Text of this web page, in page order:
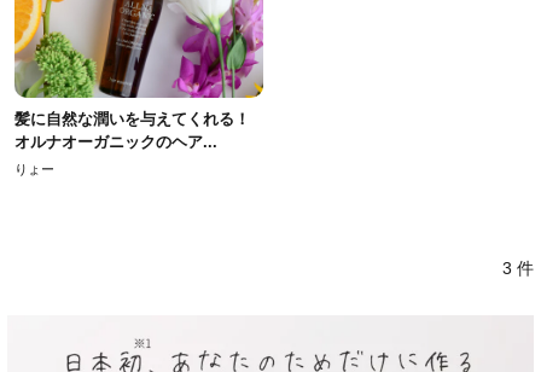
髪に自然な潤いを与えてくれる！
オルナオーガニックのヘア...
りょー
3 件